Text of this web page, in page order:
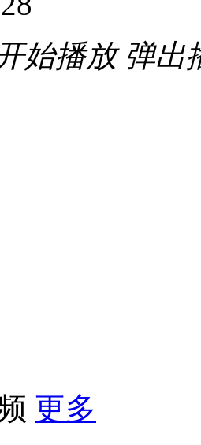
始播放 弹出
更多